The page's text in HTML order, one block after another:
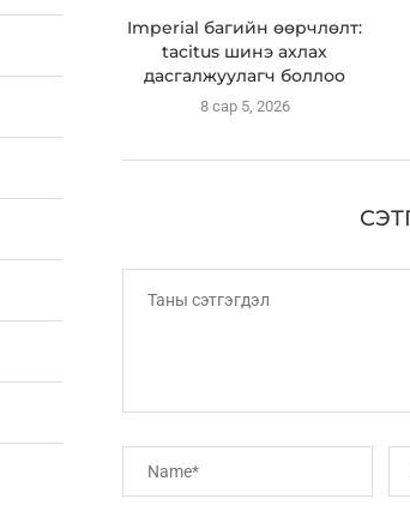
Imperial багийн өөрчлөлт:
tacitus шинэ ахлах
дасгалжуулагч боллоо
8 сар 5, 2026